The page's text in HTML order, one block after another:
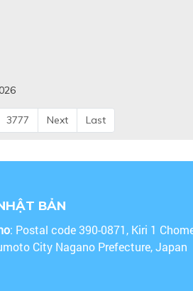
3777 Next Last
BẢN
: Postal code 390-0871, Kiri 1
City Nagano Prefecture, Japan